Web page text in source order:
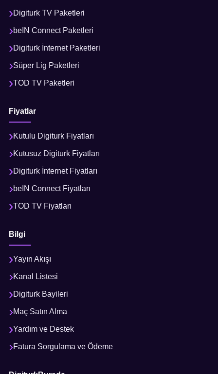
Digiturk TV Paketleri
beIN Connect Paketleri
Digiturk İnternet Paketleri
Süper Lig Paketleri
TOD TV Paketleri
Fiyatlar
Kutulu Digiturk Fiyatları
Kutusuz Digiturk Fiyatları
Digiturk İnternet Fiyatları
beIN Connect Fiyatları
TOD TV Fiyatları
Bilgi
Yayın Akışı
Kanal Listesi
Digiturk Bayileri
Maç Satın Alma
Yardım ve Destek
Fatura Sorgulama ve Ödeme